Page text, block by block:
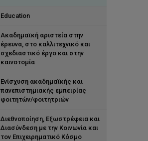
Vision, Mission and Values
Objectives
Rectorate
Rector's Council
Board
Secretary and Registrar
Minutes
Education
Ακαδημαϊκή αριστεία στην
έρευνα, στο καλλιτεχνικό και
σχεδιαστικό έργο και στην
καινοτομία
Ενίσχυση ακαδημαϊκής και
πανεπιστημιακής εμπειρίας
φοιτητών/φοιτητριών
Διεθνοποίηση, Εξωστρέφεια και
Διασύνδεση με την Κοινωνία και
τον Επιχειρηματικό Κόσμο